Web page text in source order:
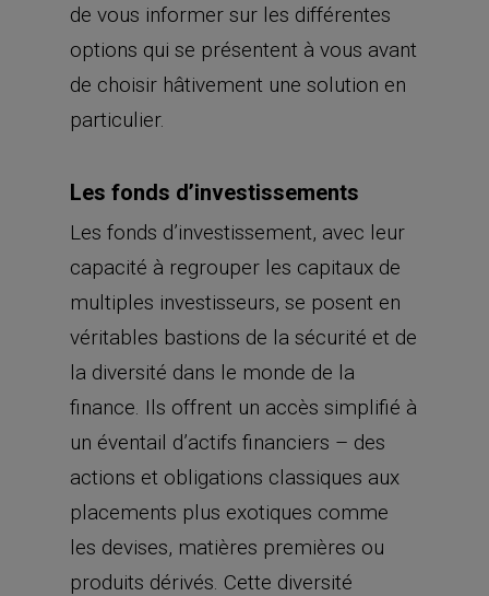
de vous informer sur les différentes
options qui se présentent à vous avant
de choisir hâtivement une solution en
particulier.
Les fonds d’investissements
Les fonds d’investissement, avec leur
capacité à regrouper les capitaux de
multiples investisseurs, se posent en
véritables bastions de la sécurité et de
la diversité dans le monde de la
finance. Ils offrent un accès simplifié à
un éventail d’actifs financiers – des
actions et obligations classiques aux
placements plus exotiques comme
les devises, matières premières ou
produits dérivés. Cette diversité